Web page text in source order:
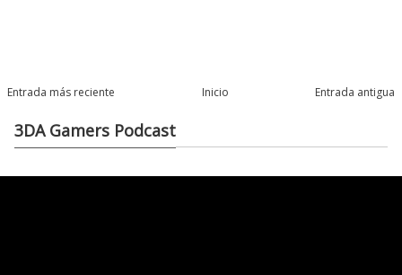
Entrada más reciente Entrada antigua
Inicio
3DA Gamers Podcast